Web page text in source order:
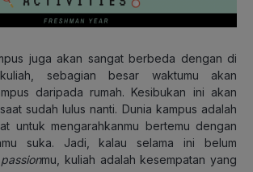
juga akan sangat berbeda dengan di
sebagian besar waktumu akan
daripada rumah. Kesibukan ini akan
sudah lulus nanti. Dunia kampus adalah
untuk mengarahkanmu bertemu dengan
suka. Jadi, kalau selama ini belum
passionmu, kuliah adalah kesempatan yang